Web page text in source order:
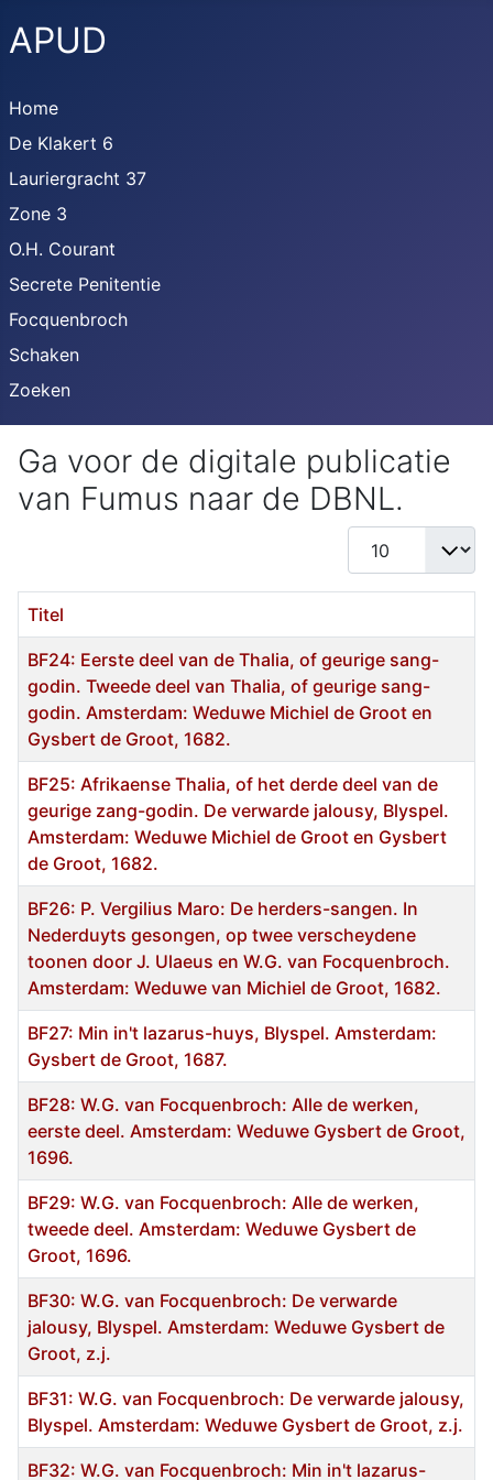
APUD
Home
De Klakert 6
Lauriergracht 37
Zone 3
O.H. Courant
Secrete Penitentie
Focquenbroch
Schaken
Zoeken
Ga voor de digitale publicatie
van Fumus naar de DBNL.
Toon #
Titel
BF24: Eerste deel van de Thalia, of geurige sang-
godin. Tweede deel van Thalia, of geurige sang-
godin. Amsterdam: Weduwe Michiel de Groot en
Gysbert de Groot, 1682.
BF25: Afrikaense Thalia, of het derde deel van de
geurige zang-godin. De verwarde jalousy, Blyspel.
Amsterdam: Weduwe Michiel de Groot en Gysbert
de Groot, 1682.
BF26: P. Vergilius Maro: De herders-sangen. In
Nederduyts gesongen, op twee verscheydene
toonen door J. Ulaeus en W.G. van Focquenbroch.
Amsterdam: Weduwe van Michiel de Groot, 1682.
BF27: Min in't lazarus-huys, Blyspel. Amsterdam:
Gysbert de Groot, 1687.
BF28: W.G. van Focquenbroch: Alle de werken,
eerste deel. Amsterdam: Weduwe Gysbert de Groot,
1696.
BF29: W.G. van Focquenbroch: Alle de werken,
tweede deel. Amsterdam: Weduwe Gysbert de
Groot, 1696.
BF30: W.G. van Focquenbroch: De verwarde
jalousy, Blyspel. Amsterdam: Weduwe Gysbert de
Groot, z.j.
BF31: W.G. van Focquenbroch: De verwarde jalousy,
Blyspel. Amsterdam: Weduwe Gysbert de Groot, z.j.
BF32: W.G. van Focquenbroch: Min in't lazarus-